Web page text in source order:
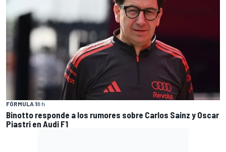
FÓRMULA 18 h
Binotto responde a los rumores sobre Carlos Sainz y Oscar
Piastri en Audi F1